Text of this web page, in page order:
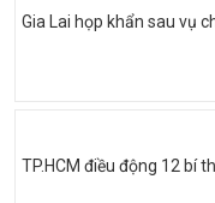
Gia Lai họp khẩn sau vụ
TP.HCM điều động 12 bí